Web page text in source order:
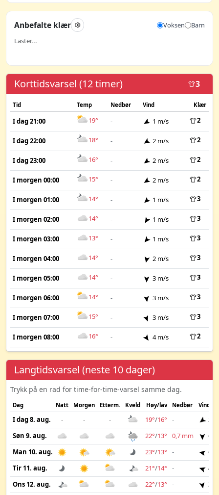
Anbefalte klær Voksen
Barn
Laster...
Korttidsvarsel (12 timer) 3
Tid Temp Nedbør Vind Klær
I dag 21:00 19° - 1 m/s 2
I dag 22:00 18° - 2 m/s 2
I dag 23:00 16° - 2 m/s 2
I morgen 00:00 15° - 2 m/s 2
I morgen 01:00 14° - 1 m/s 3
I morgen 02:00 14° - 1 m/s 3
I morgen 03:00 13° - 1 m/s 3
I morgen 04:00 14° - 2 m/s 3
I morgen 05:00 14° - 3 m/s 3
I morgen 06:00 14° - 3 m/s 3
I morgen 07:00 15° - 3 m/s 3
I morgen 08:00 16° - 4 m/s 2
Langtidsvarsel (neste 10 dager)
Trykk på en rad for time-for-time-varsel samme dag.
Dag Natt Morgen Etterm. Kveld Høy/lav Nedbør Vind
I dag 8. aug. - - - 19°/16° -
2
Søn 9. aug.
22°/13° 0,7 mm
6
Man 10. aug.
23°/13° -
6
Tir 11. aug.
21°/14° -
4
Ons 12. aug.
22°/13° -
3